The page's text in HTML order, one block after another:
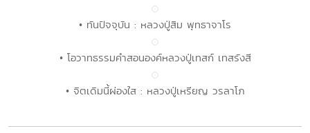
• ทันปัจจุบัน : หลวงปู่สิม พุทธาจาโร
• โอวาทธรรมคำสอนองค์หลวงปู่เทสก์ เทสรังสี
• จิตเดิมนี้ผ่องใส : หลวงปู่เหรียญ วรลาโภ